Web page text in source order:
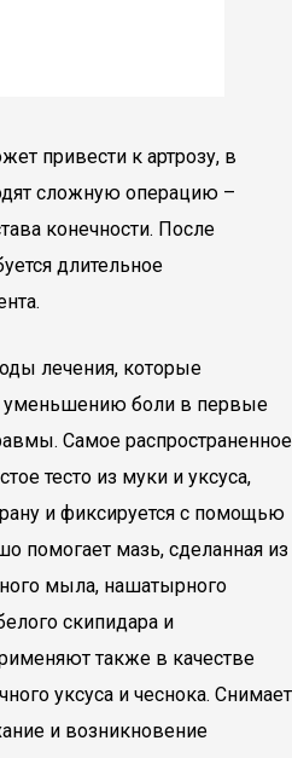
привести к артрозу, в
сложную операцию –
конечности. После
длительное
лечения, которые
уменьшению боли в первые
Самое распространенное
тесто из муки и уксуса,
и фиксируется с помощью
помогает мазь, сделанная из
мыла, нашатырного
скипидара и
также в качестве
уксуса и чеснока. Снимает
и возникновение